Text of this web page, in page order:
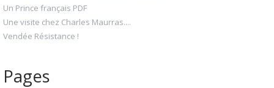
Un Prince français PDF
Une visite chez Charles Maurras....
Vendée Résistance !
Pages